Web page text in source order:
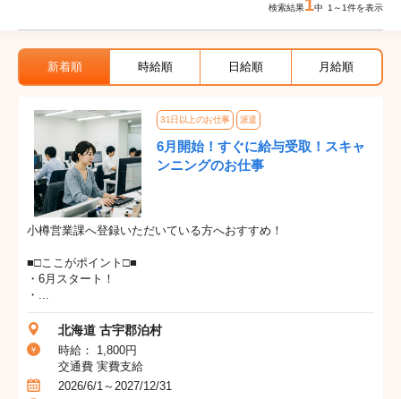
検索結果1中 1～1件を表示
新着順 時給順 日給順 月給順
31日以上のお仕事 派遣
6月開始！すぐに給与受取！スキャ
ンニングのお仕事
小樽営業課へ登録いただいている方へおすすめ！
■□ここがポイント□■
・6月スタート！
・...
北海道 古宇郡泊村
時給： 1,800円
交通費 実費支給
2026/6/1～2027/12/31